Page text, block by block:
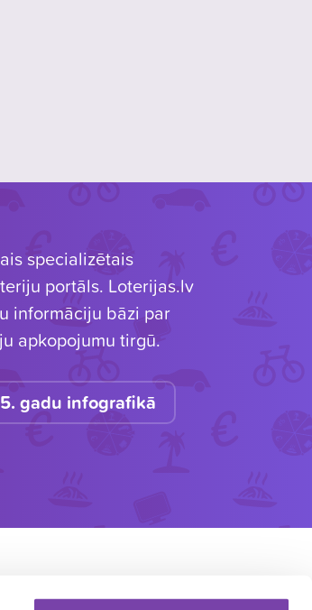
specializētais
portāls. Loterijas.lv
informāciju bāzi par
apkopojumu tirgū.
gadu infografikā